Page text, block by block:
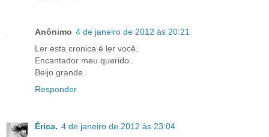
Anônimo 4 de janeiro de 2012 às 20:21
Ler esta cronica é ler você.
Encantador meu querido..
Beijo grande.
Responder
Érica. 4 de janeiro de 2012 às 23:04